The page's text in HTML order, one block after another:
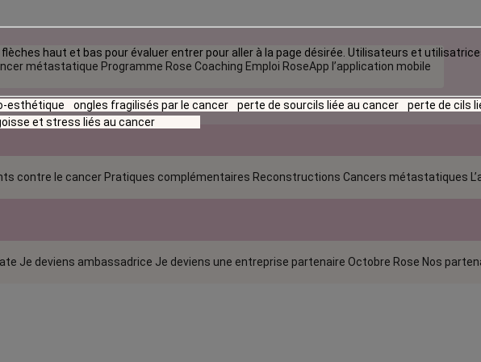
métastatique Programme Rose Coaching Emploi RoseApp l’application mobile
contre le cancer Pratiques complémentaires Reconstructions Cancers métastatiques
Je deviens ambassadrice Je deviens une entreprise partenaire Octobre Rose Nos
haut et bas pour évaluer entrer pour aller à la page désirée. Utilisateurs et
esthétique ongles fragilisés par le cancer perte de sourcils liée au cancer perte de cils
et stress liés au cancer